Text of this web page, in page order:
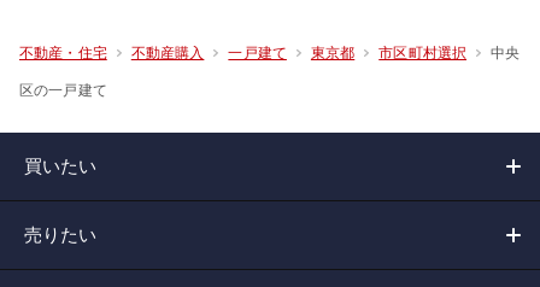
不動産・住宅 不動産購入 一戸建て 東京都 市区町村選択 中央
区の一戸建て
買いたい
売りたい